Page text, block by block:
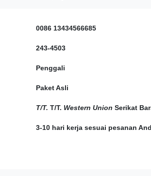
0086 13434566685
243-4503
Penggali
Paket Asli
T/T. T/T. Western Union Serikat
3-10 hari kerja sesuai pesanan